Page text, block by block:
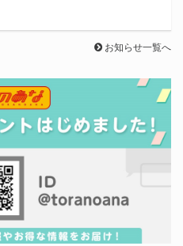
お知らせ一覧へ